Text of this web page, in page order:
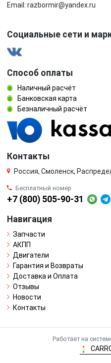
Email: razbormir@yandex.ru
Социальные сети и
Способ оплаты
Наличный расчёт
Банковская карта
Безналичный расчёт
Контакты
Россия, Смоленск,
Бесплатный номер
+7 (800) 505-90-31
Навигация
Запчасти
АКПП
Двигатели
Гарантия и Возвраты
Доставка и Оплата
Отзывы
Новости
Контакты
Работает на